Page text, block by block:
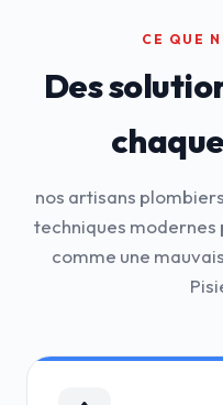
CE QUE
Des
nos artisans
techniques modernes
comme une